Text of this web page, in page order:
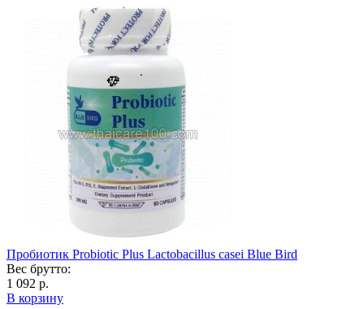
Пробиотик Probiotic Plus Lactobacillus casei Blue Bird
Вес брутто:
1 092 р.
В корзину